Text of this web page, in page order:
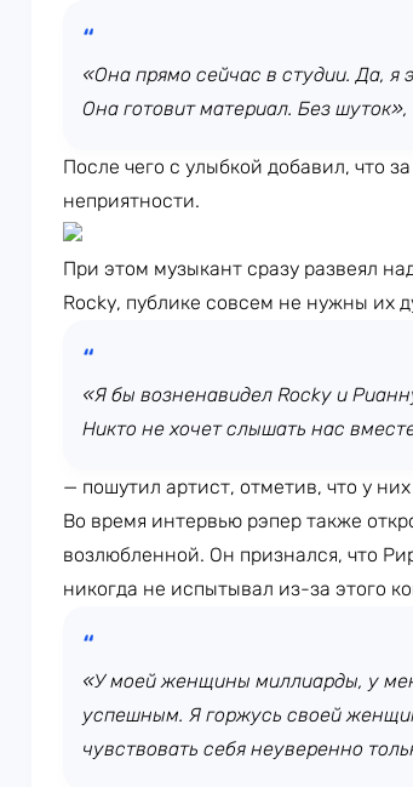
«Она прямо сейчас в студии. Да, я
Она готовит материал. Без
После чего с улыбкой добавил, что
неприятности.
При этом музыкант сразу развеял
Rocky, публике совсем не нужны их
«Я бы возненавидел Rocky и
Никто не хочет слышать нас
— пошутил артист, отметив, что у
Во время интервью рэпер также
возлюбленной. Он признался, что
никогда не испытывал из-за этого
«У моей женщины миллиарды, у
успешным. Я горжусь своей
чувствовать себя неуверенно